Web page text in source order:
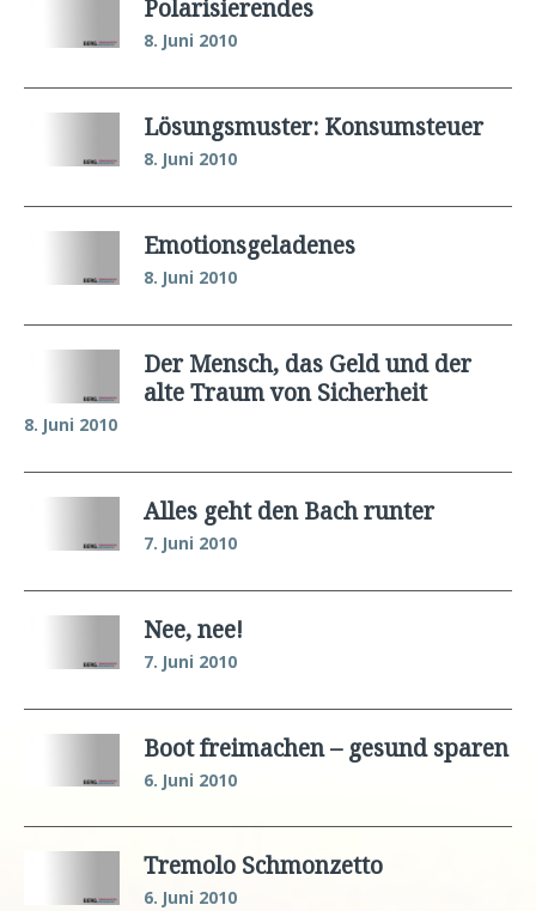
Polarisierendes
8. Juni 2010
Lösungsmuster: Konsumsteuer
8. Juni 2010
Emotionsgeladenes
8. Juni 2010
Der Mensch, das Geld und der
alte Traum von Sicherheit
8. Juni 2010
Alles geht den Bach runter
7. Juni 2010
Nee, nee!
7. Juni 2010
Boot freimachen – gesund sparen
6. Juni 2010
Tremolo Schmonzetto
6. Juni 2010